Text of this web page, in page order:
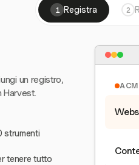
1 Registra 2
un registro,
Harvest.
strumenti
tenere tutto